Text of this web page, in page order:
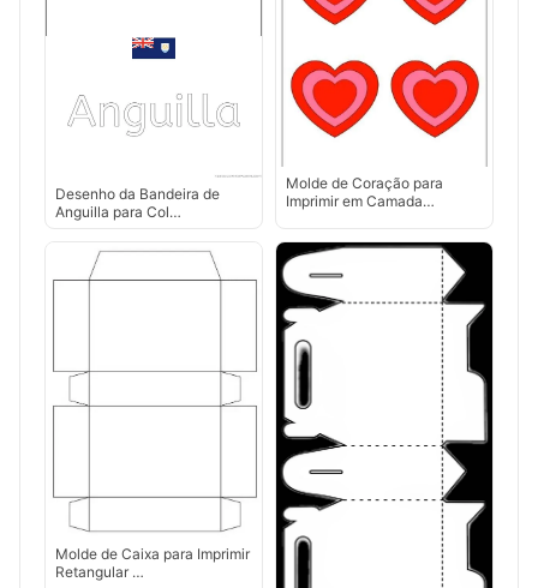
Desenho da Bandeira de
Anguilla para Col…
Molde de Coração para
Imprimir em Camada…
Molde de Caixa para Imprimir
Retangular …